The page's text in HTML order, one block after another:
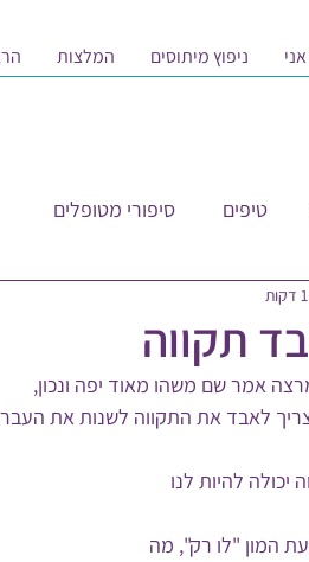
ניפוץ מיתוסים המלצות
טיפים סיפורי מטופלים
תקווה
לאבד את התקווה לשנות את
יכולה להיות לנו
המון "לו רק", מה